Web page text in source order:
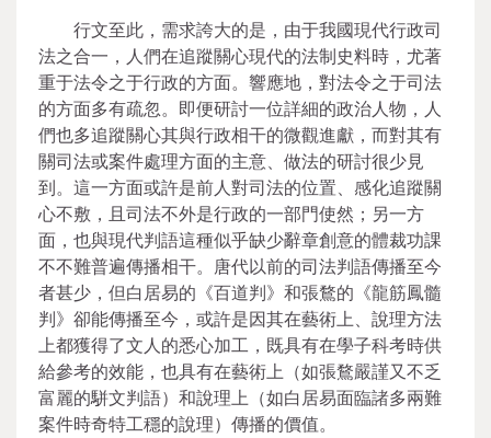
行文至此，需求誇大的是，由于我國現代行政司
法之合一，人們在追蹤關心現代的法制史料時，尤著
重于法令之于行政的方面。響應地，對法令之于司法
的方面多有疏忽。即便研討一位詳細的政治人物，人
們也多追蹤關心其與行政相干的微觀進獻，而對其有
關司法或案件處理方面的主意、做法的研討很少見
到。這一方面或許是前人對司法的位置、感化追蹤關
心不敷，且司法不外是行政的一部門使然；另一方
面，也與現代判語這種似乎缺少辭章創意的體裁功課
不不難普遍傳播相干。唐代以前的司法判語傳播至今
者甚少，但白居易的《百道判》和張鶩的《龍筋鳳髓
判》卻能傳播至今，或許是因其在藝術上、說理方法
上都獲得了文人的悉心加工，既具有在學子科考時供
給參考的效能，也具有在藝術上（如張鶩嚴謹又不乏
富麗的駢文判語）和說理上（如白居易面臨諸多兩難
案件時奇特工穩的說理）傳播的價值。